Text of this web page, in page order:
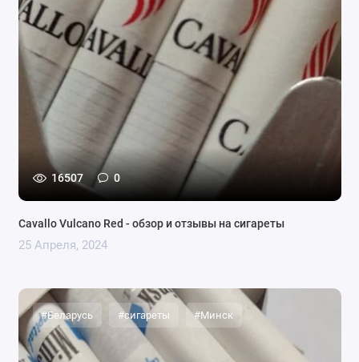
16507 0
Cavallo Vulcano Red - обзор и отзывы на сигареты
25 Апреля, 2024
#Беларусь #сигареты #Минск